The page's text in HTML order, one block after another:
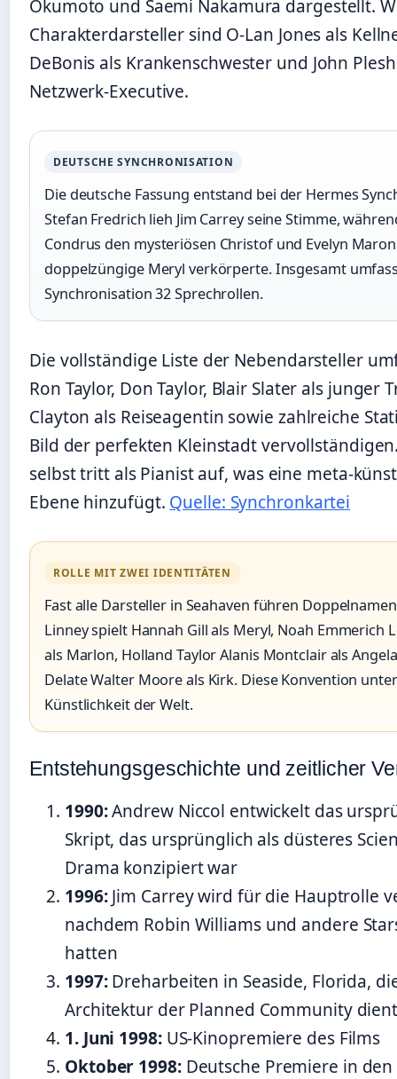
Okumoto und Saemi Nakamura dargestellt.
Charakterdarsteller sind O-Lan Jones als
DeBonis als Krankenschwester und John
Netzwerk-Executive.
DEUTSCHE SYNCHRONISATION
Die deutsche Fassung entstand bei der Hermes
Stefan Fredrich lieh Jim Carrey seine Stimme,
Condrus den mysteriösen Christof und Evelyn
doppelzüngige Meryl verkörperte. Insgesamt
Synchronisation 32 Sprechrollen.
Die vollständige Liste der Nebendarsteller
Ron Taylor, Don Taylor, Blair Slater als junger
Clayton als Reiseagentin sowie zahlreiche
Bild der perfekten Kleinstadt
selbst tritt als Pianist auf, was eine meta-
Ebene hinzufügt. Quelle: Synchronkartei
ROLLE MIT ZWEI IDENTITÄTEN
Fast alle Darsteller in Seahaven führen
Linney spielt Hannah Gill als Meryl, Noah Emmerich
als Marlon, Holland Taylor Alanis Montclair als
Delate Walter Moore als Kirk. Diese Konvention
Künstlichkeit der Welt.
Entstehungsgeschichte und zeitlicher
1990:Andrew Niccol entwickelt das
Skript, das ursprünglich als düsteres
Drama konzipiert war
1996:Jim Carrey wird für die Hauptrolle
nachdem Robin Williams und andere
hatten
1997:Dreharbeiten in Seaside, Florida,
Architektur der Planned Community
1. Juni 1998:US-Kinopremiere des Films
Oktober 1998:Deutsche Premiere in den